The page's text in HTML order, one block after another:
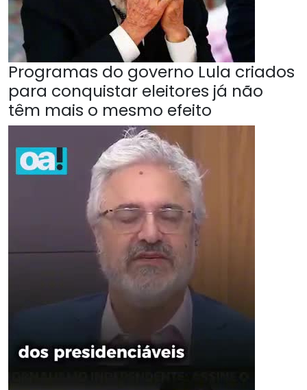
Programas do governo Lula criados
para conquistar eleitores já não
têm mais o mesmo efeito